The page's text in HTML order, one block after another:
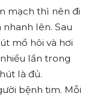
mạch thì nên đi
lên. Sau
mồ hôi và hơi
lần trong
là đủ.
bệnh tim. Mỗi